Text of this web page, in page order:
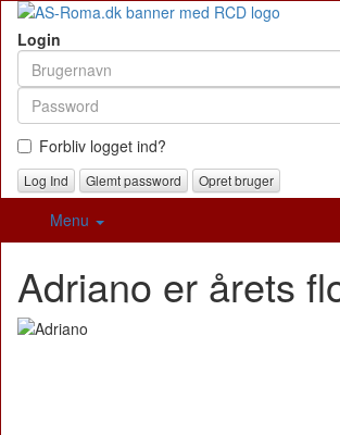
Login
Forbliv logget ind?
Glemt password Opret bruger
Menu
Adriano er årets